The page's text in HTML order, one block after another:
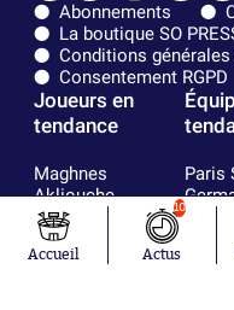
Abonnements
La boutique SO
Conditions
Consentement RGPD
Joueurs en
tendance
Maghnes
Akliouche
Mohamed
Salah
Lionel Messi
Paris
Real
Accueil
10
Actus